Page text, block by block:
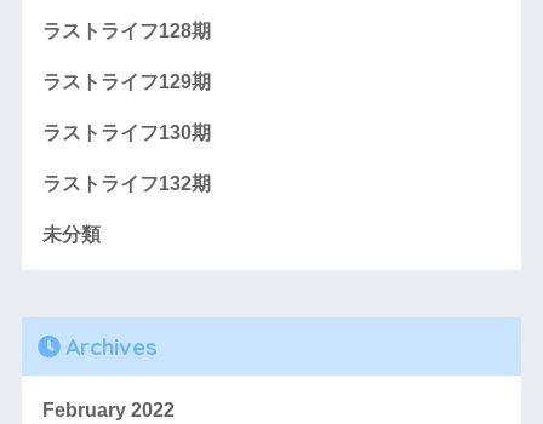
ラストライフ128期
ラストライフ129期
ラストライフ130期
ラストライフ132期
未分類
Archives
February 2022